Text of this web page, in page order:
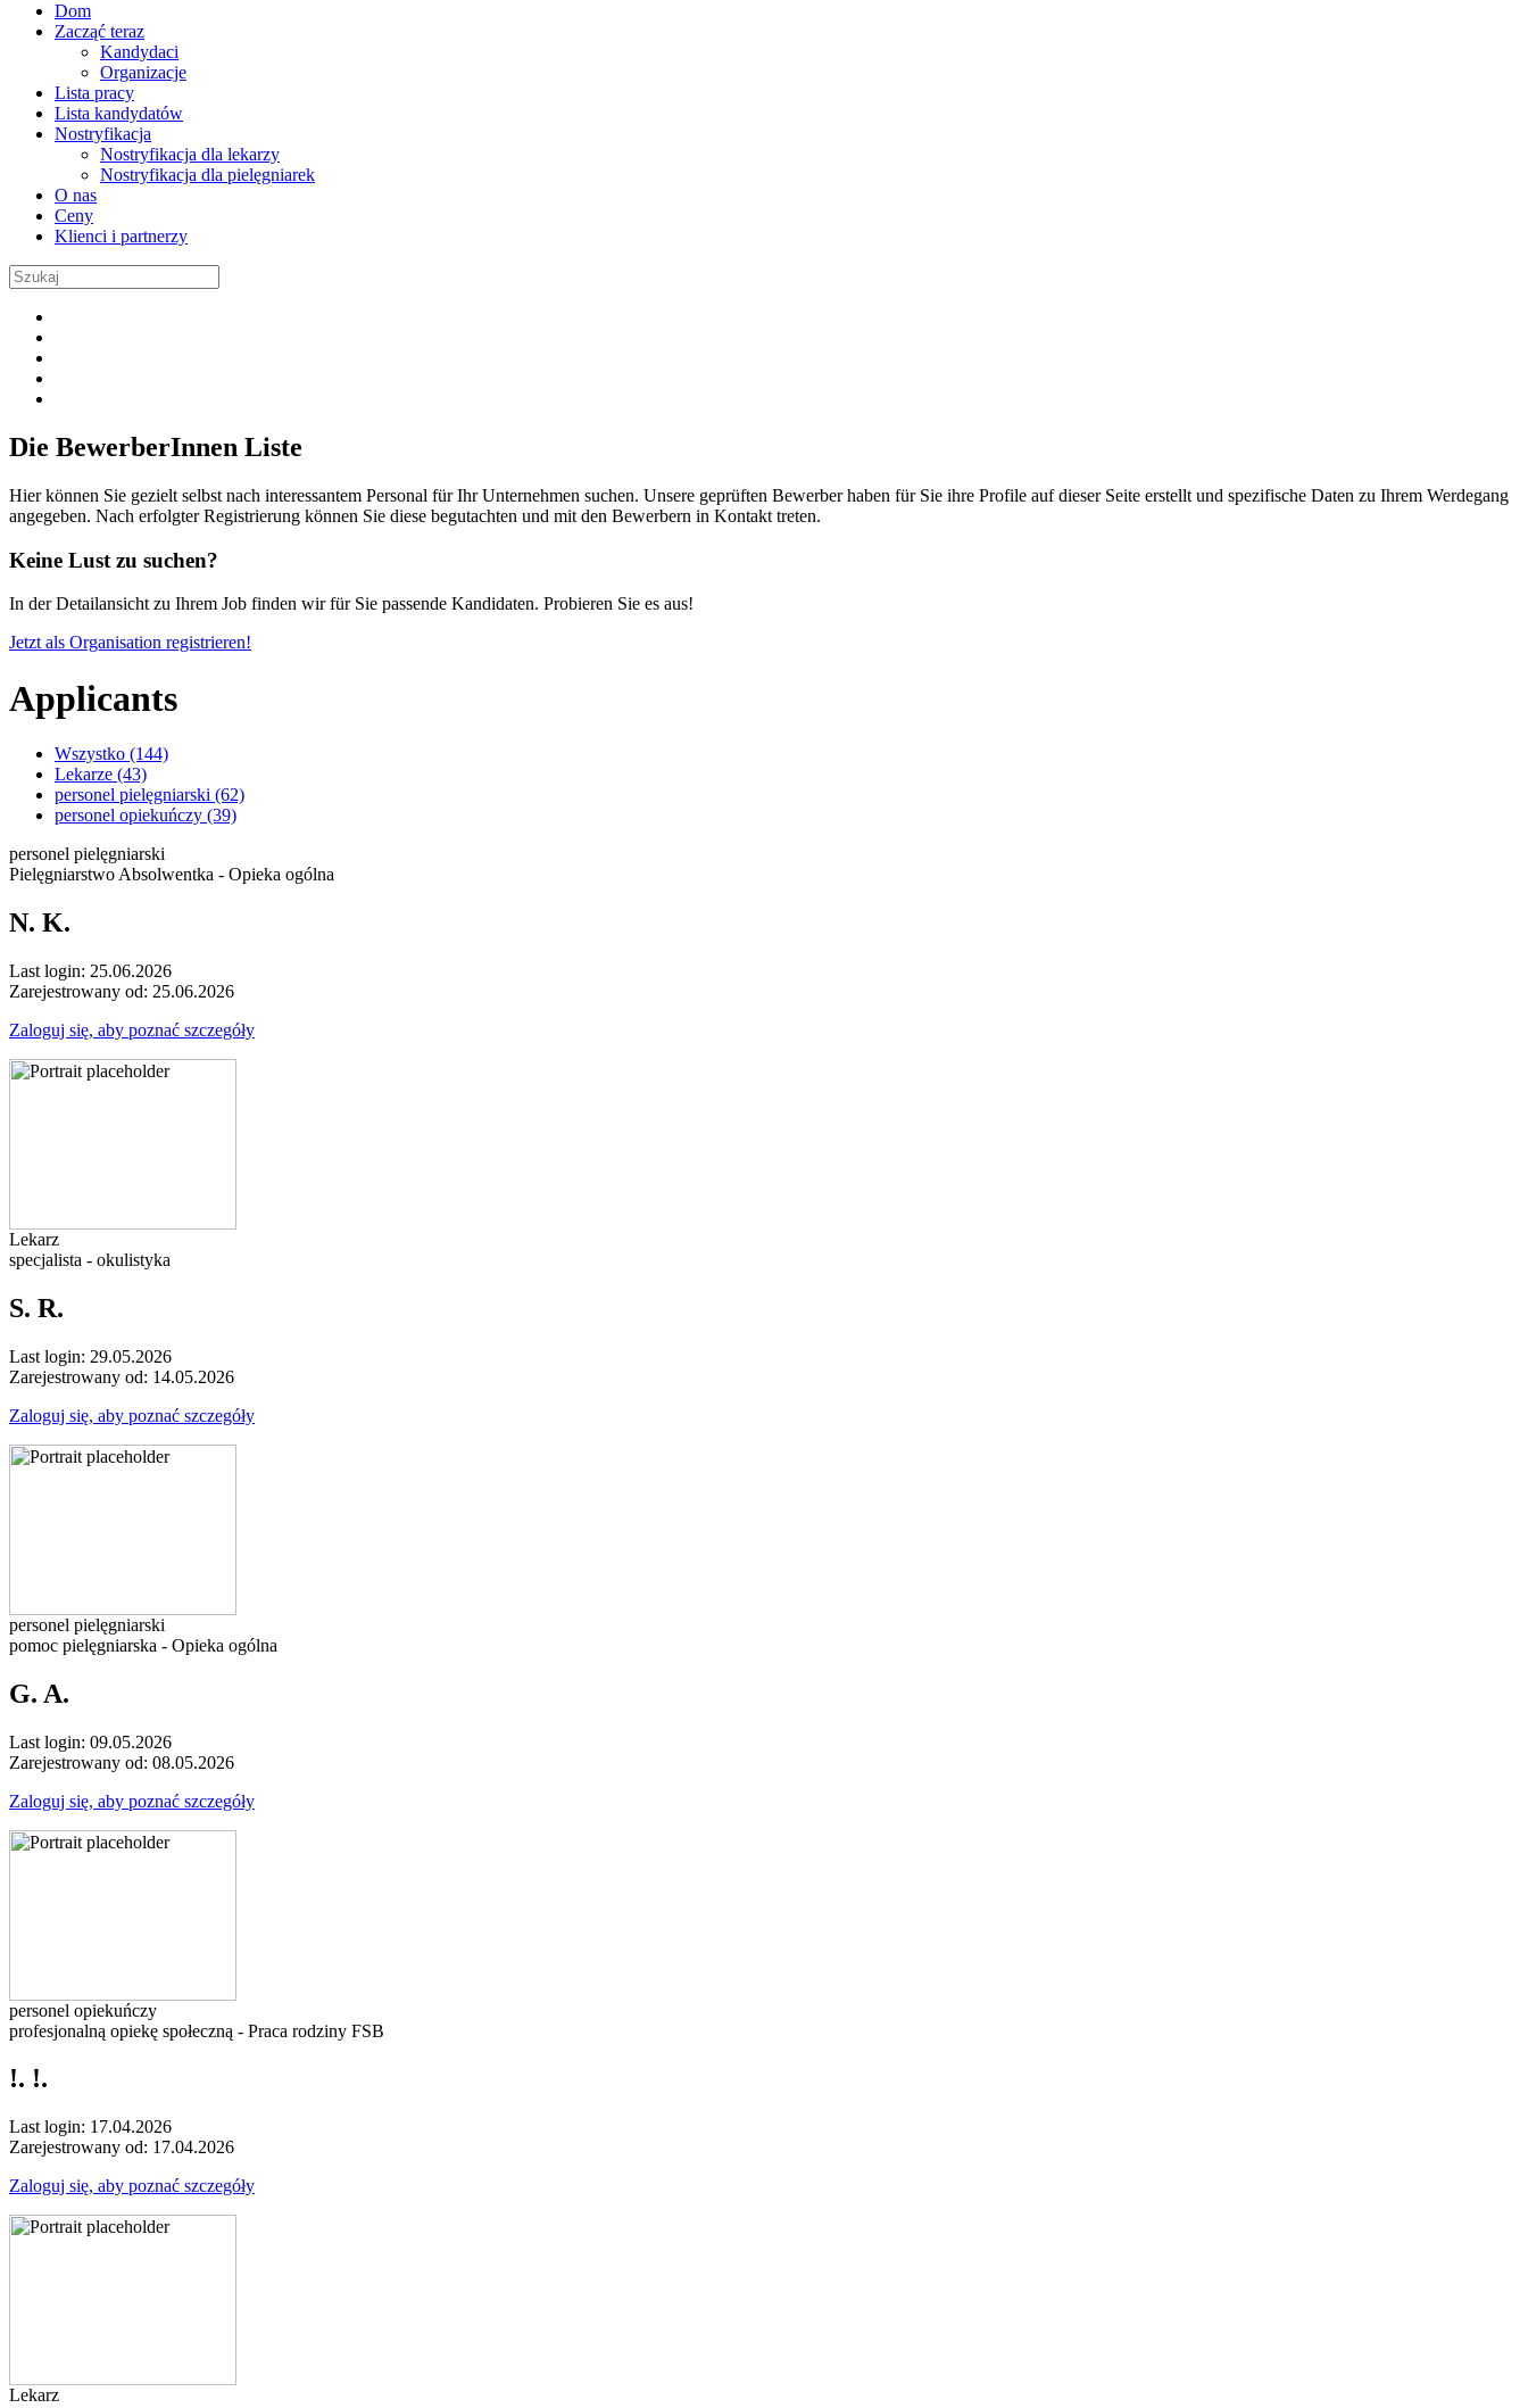
Dom
Zacząć teraz
Kandydaci
Organizacje
Lista pracy
Lista kandydatów
Nostryfikacja
Nostryfikacja dla lekarzy
Nostryfikacja dla pielęgniarek
O nas
Ceny
Klienci i partnerzy
Die BewerberInnen Liste
Hier können Sie gezielt selbst nach interessantem Personal für Ihr Unternehmen suchen. Unsere geprüften Bewerber haben für Sie ihre Profile auf dieser Seite erstellt und spezifische Daten zu Ihrem Werdegang
angegeben. Nach erfolgter Registrierung können Sie diese begutachten und mit den Bewerbern in Kontakt treten.
Keine Lust zu suchen?
In der Detailansicht zu Ihrem Job finden wir für Sie passende Kandidaten. Probieren Sie es aus!
Jetzt als Organisation registrieren!
Applicants
Wszystko (144)
Lekarze (43)
personel pielęgniarski (62)
personel opiekuńczy (39)
personel pielęgniarski
Pielęgniarstwo Absolwentka - Opieka ogólna
N. K.
Last login: 25.06.2026
Zarejestrowany od: 25.06.2026
Zaloguj się, aby poznać szczegóły
Lekarz
specjalista - okulistyka
S. R.
Last login: 29.05.2026
Zarejestrowany od: 14.05.2026
Zaloguj się, aby poznać szczegóły
personel pielęgniarski
pomoc pielęgniarska - Opieka ogólna
G. A.
Last login: 09.05.2026
Zarejestrowany od: 08.05.2026
Zaloguj się, aby poznać szczegóły
personel opiekuńczy
profesjonalną opiekę społeczną - Praca rodziny FSB
!. !.
Last login: 17.04.2026
Zarejestrowany od: 17.04.2026
Zaloguj się, aby poznać szczegóły
Lekarz